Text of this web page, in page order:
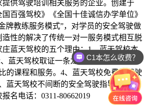
供驾驶培训相关服务的企业。创建于
百强驾校》《全国十佳诚信办学单位》
牌教练服务模式”，对学员的安全驾驶做
性的解决了传统一对一服务模式相互脱
蓝天驾校的五个理由：1、蓝天驾校本
蓝天驾校取证一条龙 服务培训正规。
的课程和服务。4、蓝天驾校免费的驾驶
蓝天驾校不间断的安全驾驶指导和帮
名电话：0311-80662019
C1本怎么收费？